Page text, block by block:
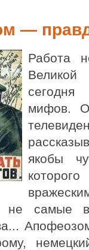
—
Работа
мифов.
якобы
не самые